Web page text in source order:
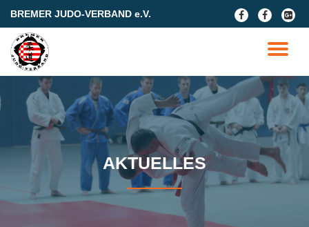
content
BREMER JUDO-VERBAND e.V.
fa-
facebook
fa-
facebook
fa-
google-
plus-
square
AKTUELLES